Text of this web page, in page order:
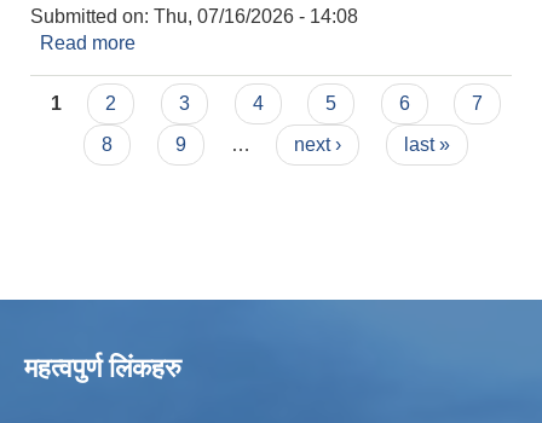
Submitted on: Thu, 07/16/2026 - 14:08
Read more
Pages
1 2 3 4 5 6
7
8
9 … next › last »
महत्वपुर्ण लिंकहरु